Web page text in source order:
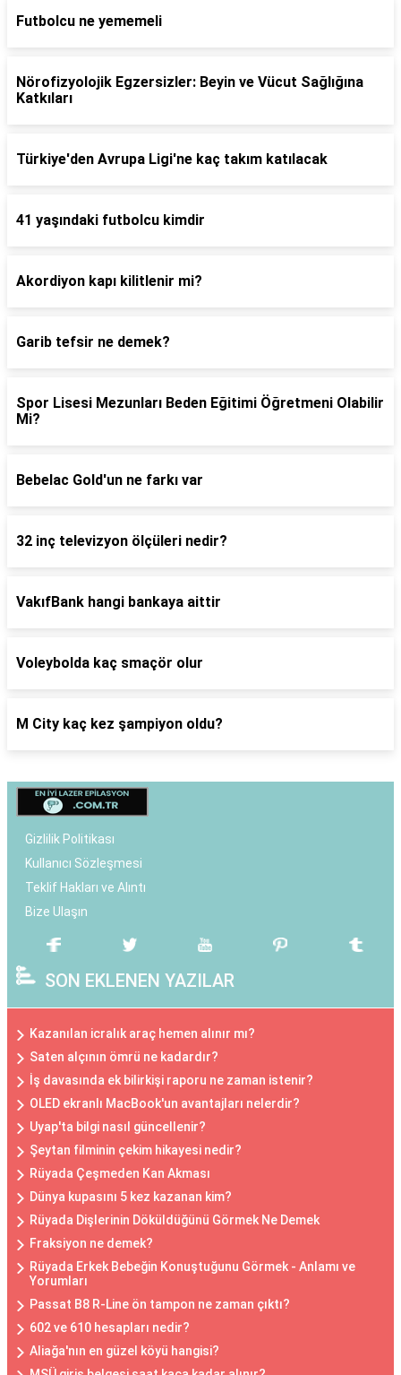
Futbolcu ne yememeli
Nörofizyolojik Egzersizler: Beyin ve Vücut Sağlığına
Katkıları
Türkiye'den Avrupa Ligi'ne kaç takım katılacak
41 yaşındaki futbolcu kimdir
Akordiyon kapı kilitlenir mi?
Garib tefsir ne demek?
Spor Lisesi Mezunları Beden Eğitimi Öğretmeni Olabilir
Mi?
Bebelac Gold'un ne farkı var
32 inç televizyon ölçüleri nedir?
VakıfBank hangi bankaya aittir
Voleybolda kaç smaçör olur
M City kaç kez şampiyon oldu?
Gizlilik Politikası
Kullanıcı Sözleşmesi
Teklif Hakları ve Alıntı
Bize Ulaşın
SON EKLENEN YAZILAR
Kazanılan icralık araç hemen alınır mı?
Saten alçının ömrü ne kadardır?
İş davasında ek bilirkişi raporu ne zaman istenir?
OLED ekranlı MacBook'un avantajları nelerdir?
Uyap'ta bilgi nasıl güncellenir?
Şeytan filminin çekim hikayesi nedir?
Rüyada Çeşmeden Kan Akması
Dünya kupasını 5 kez kazanan kim?
Rüyada Dişlerinin Döküldüğünü Görmek Ne Demek
Fraksiyon ne demek?
Rüyada Erkek Bebeğin Konuştuğunu Görmek - Anlamı ve
Yorumları
Passat B8 R-Line ön tampon ne zaman çıktı?
602 ve 610 hesapları nedir?
Aliağa'nın en güzel köyü hangisi?